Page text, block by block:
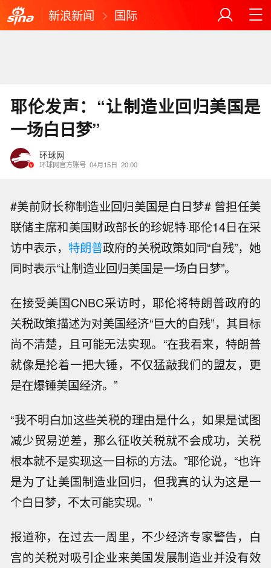
新浪新闻 国际
耶伦发声：“让制造业回归美国是
一场白日梦”
环球网
环球网官方账号 04月15日 20:00
#美前财长称制造业回归美国是白日梦# 曾担任美
联储主席和美国财政部长的珍妮特·耶伦14日在采
访中表示， 特朗普政府的关税政策如同“自残”，她
同时表示“让制造业回归美国是一场白日梦”。
在接受美国CNBC采访时，耶伦将特朗普政府的
关税政策描述为对美国经济“巨大的自残”，其目标
尚不清楚，且可能无法实现。“在我看来，特朗普
就像是抡着一把大锤，不仅猛敲我们的盟友，更
是在爆锤美国经济。”
“我不明白加这些关税的理由是什么，如果是试图
减少贸易逆差，那么征收关税就不会成功，关税
根本就不是实现这一目标的方法。”耶伦说，“也许
是为了让美国制造业回归，但我真的认为这是一
个白日梦，不太可能实现。”
报道称，在过去一周里，不少经济专家警告，白
宫的关税对吸引企业来美国发展制造业并没有效